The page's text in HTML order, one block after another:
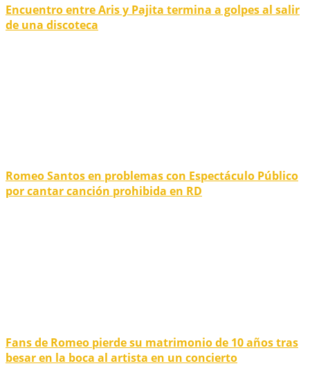
Encuentro entre Aris y Pajita termina a golpes al salir
de una discoteca
Romeo Santos en problemas con Espectáculo Público
por cantar canción prohibida en RD
Fans de Romeo pierde su matrimonio de 10 años tras
besar en la boca al artista en un concierto